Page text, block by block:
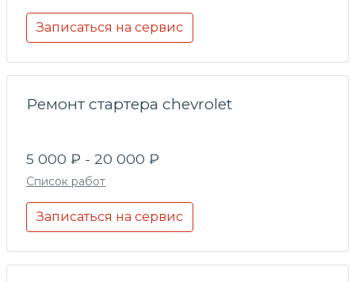
Записаться на сервис
Ремонт стартера chevrolet
5 000 ₽ - 20 000 ₽
Список работ
Записаться на сервис